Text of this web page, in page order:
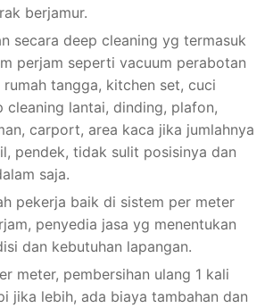
berjamur.
secara deep cleaning yg termasuk
perjam seperti vacuum perabotan
rumah tangga, kitchen set, cuci
cleaning lantai, dinding, plafon,
carport, area kaca jika jumlahnya
pendek, tidak sulit posisinya dan
saja.
pekerja baik di sistem per meter
penyedia jasa yg menentukan
dan kebutuhan lapangan.
meter, pembersihan ulang 1 kali
jika lebih, ada biaya tambahan dan